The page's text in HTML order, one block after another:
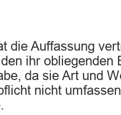
die Auffassung
ihr obliegenden
da sie Art und
nicht